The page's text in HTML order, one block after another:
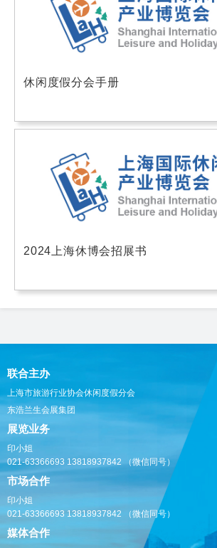
休闲度假分会手册
2024上海休博会招展书
联合主办
上海市旅游行业协会休闲度假分会
东浩兰生会展集团
展览业务
印小姐
021-63366693 13818937842 （微信同号）
市场合作
印小姐
021-63366693 13818937842 （微信同号）
媒体合作